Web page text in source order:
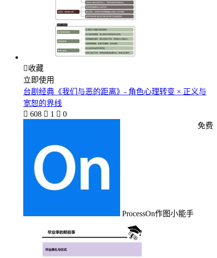
收藏
立即使用
台剧经典《我们与恶的距离》- 角色心理转变 × 正义与
宽恕的界线
 608  1  0
ProcessOn作图小能手
免费